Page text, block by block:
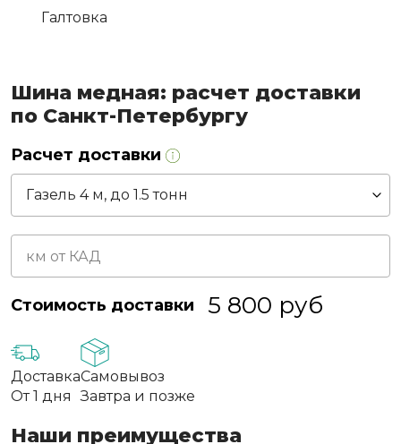
Галтовка
Шина медная: расчет доставки
по Санкт-Петербургу
Расчет доставки
Стоимость доставки 5 800 руб
Доставка
От 1 дня
Самовывоз
Завтра и позже
Наши преимущества